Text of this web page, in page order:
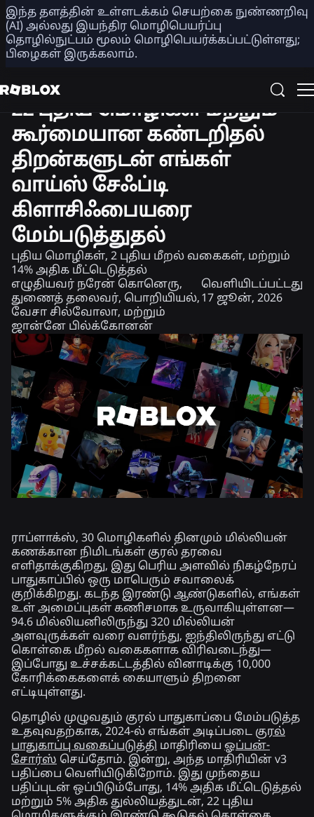
இந்த தளத்தின் உள்ளடக்கம் செயற்கை நுண்ணறிவு
(AI) அல்லது இயந்திர மொழிபெயர்ப்பு
தொழில்நுட்பம் மூலம் மொழிபெயர்க்கப்பட்டுள்ளது;
பிழைகள் இருக்கலாம்.
பகிர்
பொறியியல்
22 புதிய மொழிகள் மற்றும்
கூர்மையான கண்டறிதல்
திறன்களுடன் எங்கள்
வாய்ஸ் சேஃப்டி
கிளாசிஃபையரை
மேம்படுத்துதல்
புதிய மொழிகள், 2 புதிய மீறல் வகைகள், மற்றும்
14% அதிக மீட்டெடுத்தல்
எழுதியவர் நரேன் கொனெரு,
துணைத் தலைவர், பொறியியல்,
வேசா சில்வோலா, மற்றும்
ஜான்னே பில்க்கோனன்
வெளியிடப்பட்டது
17 ஜூன், 2026
ராப்ளாக்ஸ், 30 மொழிகளில் தினமும் மில்லியன்
கணக்கான நிமிடங்கள் குரல் தரவை
எளிதாக்குகிறது, இது பெரிய அளவில் நிகழ்நேரப்
பாதுகாப்பில் ஒரு மாபெரும் சவாலைக்
குறிக்கிறது. கடந்த இரண்டு ஆண்டுகளில், எங்கள்
உள் அமைப்புகள் கணிசமாக உருவாகியுள்ளன—
94.6 மில்லியனிலிருந்து 320 மில்லியன்
அளவுருக்கள் வரை வளர்ந்து, ஐந்திலிருந்து எட்டு
கொள்கை மீறல் வகைகளாக விரிவடைந்து—
இப்போது உச்சக்கட்டத்தில் வினாடிக்கு 10,000
கோரிக்கைகளைக் கையாளும் திறனை
எட்டியுள்ளது.
தொழில் முழுவதும் குரல் பாதுகாப்பை மேம்படுத்த
உதவுவதற்காக, 2024-ல் எங்கள் அடிப்படை குரல்
பாதுகாப்பு வகைப்படுத்தி மாதிரியை ஓப்பன்-
சோர்ஸ் செய்தோம். இன்று, அந்த மாதிரியின் v3
பதிப்பை வெளியிடுகிறோம். இது முந்தைய
பதிப்புடன் ஒப்பிடும்போது, 14% அதிக மீட்டெடுத்தல்
மற்றும் 5% அதிக துல்லியத்துடன், 22 புதிய